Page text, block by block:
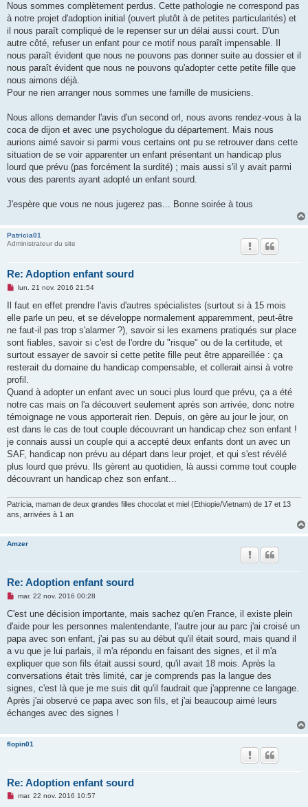
Nous sommes complètement perdus. Cette pathologie ne correspond pas
à notre projet d'adoption initial (ouvert plutôt à de petites particularités) et
il nous paraît compliqué de le repenser sur un délai aussi court. D'un
autre côté, refuser un enfant pour ce motif nous paraît impensable. Il
nous paraît évident que nous ne pouvons pas donner suite au dossier et il
nous paraît évident que nous ne pouvons qu'adopter cette petite fille que
nous aimons déjà.
Pour ne rien arranger nous sommes une famille de musiciens.
Nous allons demander l'avis d'un second orl, nous avons rendez-vous à la
coca de dijon et avec une psychologue du département. Mais nous
aurions aimé savoir si parmi vous certains ont pu se retrouver dans cette
situation de se voir apparenter un enfant présentant un handicap plus
lourd que prévu (pas forcément la surdité) ; mais aussi s'il y avait parmi
vous des parents ayant adopté un enfant sourd.
J'espère que vous ne nous jugerez pas... Bonne soirée à tous
Patricia01
Administrateur du site
Re: Adoption enfant sourd
M
s
a
g
n
o
l
u
lun. 21 nov. 2016 21:54
Il faut en effet prendre l'avis d'autres spécialistes (surtout si à 15 mois
elle parle un peu, et se développe normalement apparemment, peut-être
ne faut-il pas trop s'alarmer ?), savoir si les examens pratiqués sur place
sont fiables, savoir si c'est de l'ordre du "risque" ou de la certitude, et
surtout essayer de savoir si cette petite fille peut être appareillée : ça
resterait du domaine du handicap compensable, et collerait ainsi à votre
profil.
Quand à adopter un enfant avec un souci plus lourd que prévu, ça a été
notre cas mais on l'a découvert seulement après son arrivée, donc notre
témoignage ne vous apporterait rien. Depuis, on gère au jour le jour, on
est dans le cas de tout couple découvrant un handicap chez son enfant !
je connais aussi un couple qui a accepté deux enfants dont un avec un
SAF, handicap non prévu au départ dans leur projet, et qui s'est révélé
plus lourd que prévu. Ils gèrent au quotidien, là aussi comme tout couple
découvrant un handicap chez son enfant...
Patricia, maman de deux grandes filles chocolat et miel (Ethiopie/Vietnam) de 17 et 13
ans, arrivées à 1 an
Amzer
Re: Adoption enfant sourd
M
s
a
g
e
n
o
n
l
u
mar. 22 nov. 2016 00:28
C'est une décision importante, mais sachez qu'en France, il existe plein
d'aide pour les personnes malentendante, l'autre jour au parc j'ai croisé un
papa avec son enfant, j'ai pas su au début qu'il était sourd, mais quand il
a vu que je lui parlais, il m'a répondu en faisant des signes, et il m'a
expliquer que son fils était aussi sourd, qu'il avait 18 mois. Après la
conversations était très limité, car je comprends pas la langue des
signes, c'est là que je me suis dit qu'il faudrait que j'apprenne ce langage.
Après j'ai observé ce papa avec son fils, et j'ai beaucoup aimé leurs
échanges avec des signes !
flopin01
Re: Adoption enfant sourd
Mmar. 22 nov. 2016 10:57